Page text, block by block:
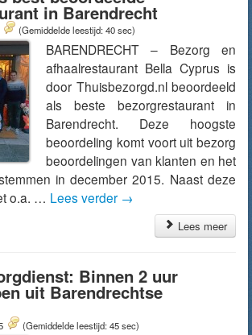
in Barendrecht
(Gemiddelde leestijd: 40 sec)
BARENDRECHT – Bezorg en
afhaalrestaurant Bella Cyprus is
door Thuisbezorgd.nl beoordeeld
als beste bezorgrestaurant in
Barendrecht. Deze hoogste
beoordeling komt voort uit bezorg
beoordelingen van klanten en het
in december 2015. Naast deze
o.a. … Lees verder →
Lees meer
Binnen 2 uur
uit Barendrechtse
(Gemiddelde leestijd: 45 sec)